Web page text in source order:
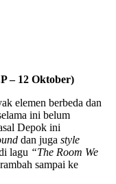
– 12 Oktober)
elemen berbeda dan
ini belum
Depok ini
dan juga style
lagu “The Room We
sampai ke